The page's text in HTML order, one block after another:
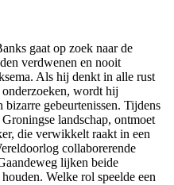
gaat op zoek naar de
verdwenen en nooit
Als hij denkt in alle rust
wordt hij
bizarre gebeurtenissen. Tijdens
landschap, ontmoet
die verwikkelt raakt in een
collaborerende
lijken beide
Welke rol speelde een